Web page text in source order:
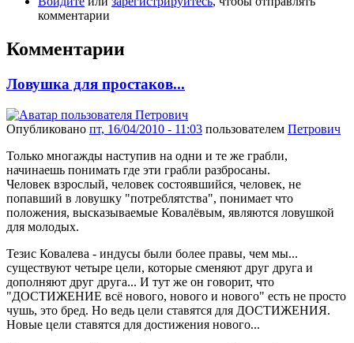
комментарии
Комментарии
Ловушка для простаков...
Опубликовано пт, 16/04/2010 - 11:03 пользователем Петрович
Только многажды наступив на одни и те же грабли,
начинаешь понимать где эти грабли разбросаны.
Человек взрослый, человек состоявшийся, человек, не
попавший в ловушку "потреблятства", понимает что
положения, высказываемые Ковалёвым, являются ловушкой
для молодых.
Тезис Ковалева - индусы были более правы, чем мы...
существуют четыре цели, которые сменяют друг друга и
дополняют друг друга... И тут же он говорит, что
"ДОСТИЖЕНИЕ всё нового, нового и нового" есть не просто
чушь, это бред. Но ведь цели ставятся для ДОСТИЖЕНИЯ.
Новые цели ставятся для достижения нового...